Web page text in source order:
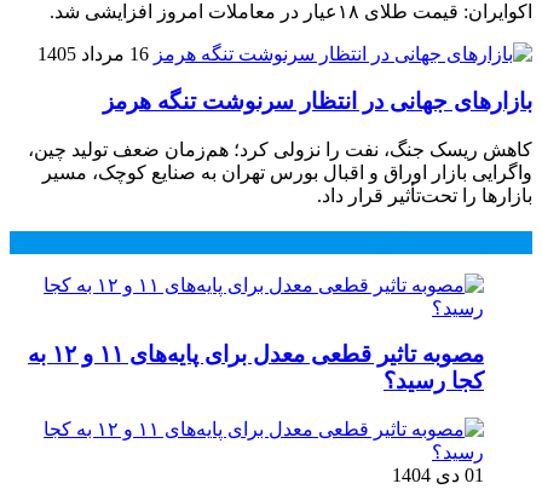
اکوایران: قیمت طلای ۱۸عیار در معاملات امروز افزایشی شد.
16 مرداد 1405
بازارهای جهانی در انتظار سرنوشت تنگه هرمز
کاهش ریسک جنگ، نفت را نزولی کرد؛ هم‌زمان ضعف تولید چین،
واگرایی بازار اوراق و اقبال بورس تهران به صنایع کوچک، مسیر
بازارها را تحت‌تأثیر قرار داد.
مصوبه تاثیر قطعی معدل برای پایه‌های ۱۱ و ۱۲ به
کجا رسید؟
01 دی 1404